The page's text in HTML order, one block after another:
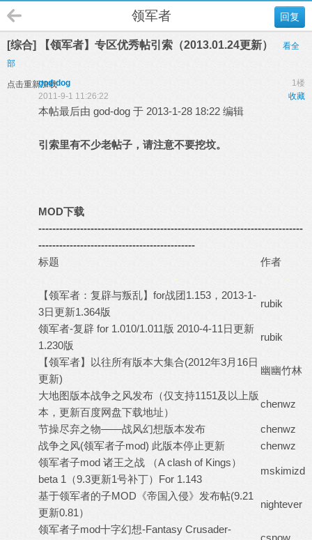
回复
领军者
[综合] 【领军者】专区优秀帖引索（2013.01.24更新）
看全
部
点击重新加载 1楼
god-dog
收藏
2011-9-1 11:26:22
本帖最后由 god-dog 于 2013-1-28 18:22 编辑
引索里有不少老帖子，请注意不要挖坟。
MOD下载
----------------------------------------------------------------------------
---------------------------------------------
标题
-
作者
-
【领军者：复辟与叛乱】for战团1.153，2013-1-
3日更新1.364版
rubik
领军者-复辟 for 1.010/1.011版 2010-4-11日更新
1.230版
rubik
【领军者】以往所有版本大集合(2012年3月16日
更新)
幽幽竹林
大地图版本战争之风发布（仅支持1151及以上版
本，更新百度网盘下载地址）
chenwz
节操尽弃之物——战风幻想版本发布
chenwz
战争之风(领军者子mod) 此版本停止更新
chenwz
领军者子mod 诸王之战 （A clash of Kings）
beta 1（9.3更新1号补丁）For 1.143
mskimizd
基于领军者的子MOD《帝国入侵》发布帖(9.21
更新0.81）
nightever
领军者子mod十字幻想-Fantasy Crusader-
csnow